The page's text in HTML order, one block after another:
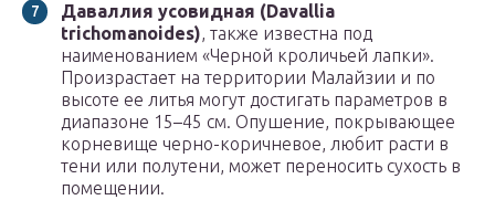
Даваллия усовидная (Davallia
trichomanoides), также известна под
наименованием «Черной кроличьей лапки».
Произрастает на территории Малайзии и по
высоте ее литья могут достигать параметров в
диапазоне 15–45 см. Опушение, покрывающее
корневище черно-коричневое, любит расти в
тени или полутени, может переносить сухость в
помещении.